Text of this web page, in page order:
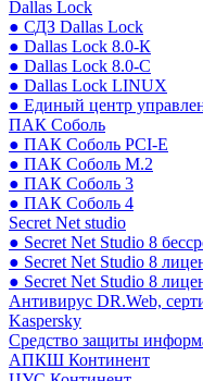
Dallas Lock
● СДЗ Dallas Lock
● Dallas Lock 8.0-К
● Dallas Lock 8.0-С
● Dallas Lock LINUX
● Единый центр
ПАК Соболь
● ПАК Соболь PCI-E
● ПАК Соболь М.2
● ПАК Соболь 3
● ПАК Соболь 4
Secret Net studio
● Secret Net Studio 8
● Secret Net Studio 8
● Secret Net Studio 8
Антивирус DR.Web,
Kaspersky
Средство защиты
АПКШ Континент